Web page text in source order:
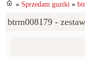
» Sprzedam guziki »
btrm008179 -